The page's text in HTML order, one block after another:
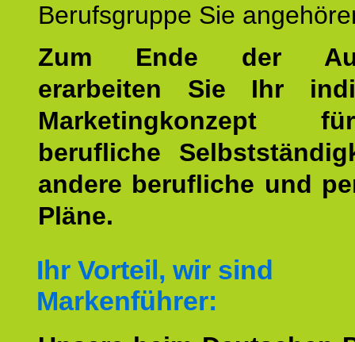
Berufsgruppe Sie
Zum Ende der
erarbeiten Sie Ihr
Marketingkonzept
berufliche
andere berufliche und
Pläne.
Ihr Vorteil, wir sind
Markenführer: